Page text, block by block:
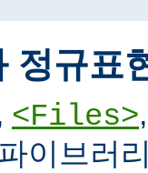
정규표
<Files>
이브러